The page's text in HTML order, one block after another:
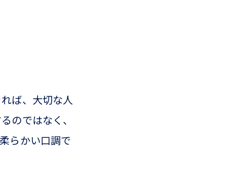
ば、大切な人
のではなく、
らかい口調で